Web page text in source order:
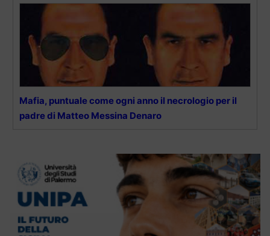
Mafia, puntuale come ogni anno il necrologio per il
padre di Matteo Messina Denaro